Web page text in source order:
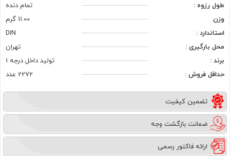
طول رزوه :
تمام دنده
وزن
11.00 گرم
استاندارد :
DIN
محل بارگیری :
تهران
برند :
تولید داخل درجه 1
حداقل فروش :
2272 عدد
تضمین کیفیت
ضمانت بازگشت وجه
ارائه فاکتور رسمی